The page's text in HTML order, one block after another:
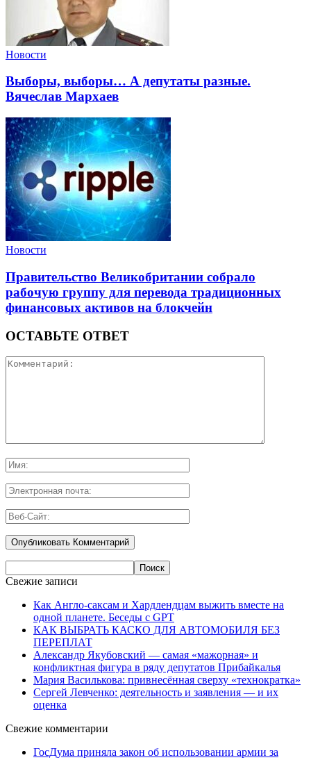
Новости
Выборы, выборы… А депутаты разные.
Вячеслав Мархаев
Новости
Правительство Великобритании собрало
рабочую группу для перевода традиционных
финансовых активов на блокчейн
ОСТАВЬТЕ ОТВЕТ
Свежие записи
Как Англо-саксам и Хардлендцам выжить вместе на
одной планете. Беседы с GPT
КАК ВЫБРАТЬ КАСКО ДЛЯ АВТОМОБИЛЯ БЕЗ
ПЕРЕПЛАТ
Александр Якубовский — самая «мажорная» и
конфликтная фигура в ряду депутатов Прибайкалья
Мария Василькова: привнесённая сверху «технократка»
Сергей Левченко: деятельность и заявления — и их
оценка
Свежие комментарии
ГосДума приняла закон об использовании армии за